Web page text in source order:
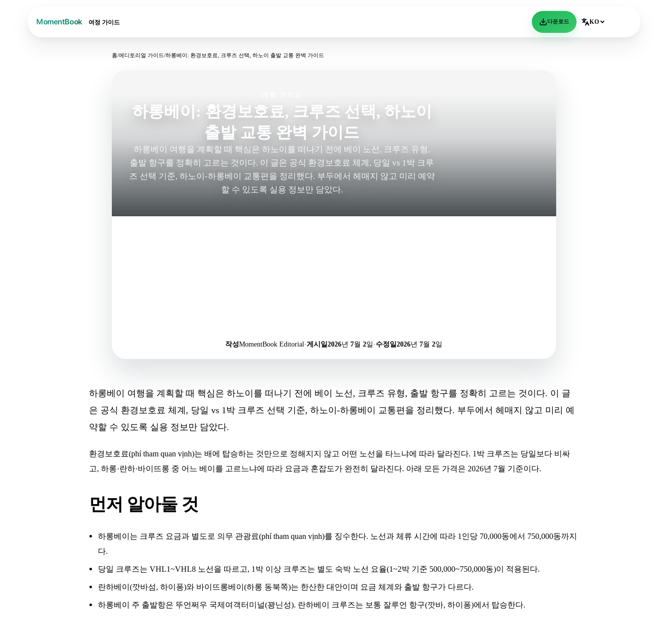
여정 가이드 다운로드 KO
홈/에디토리얼 가이드/하롱베이: 환경보호료, 크루즈 선택, 하노이 출발 교통 완벽 가이드
하롱베이: 환경보호료, 크루즈 선택, 하노이
출발 교통 완벽 가이드
하롱베이 여행을 계획할 때 핵심은 하노이를 떠나기 전에 베이 노선, 크루즈 유형,
출발 항구를 정확히 고르는 것이다. 이 글은 공식 환경보호료 체계, 당일 vs 1박 크루
즈 선택 기준, 하노이-하롱베이 교통편을 정리했다. 부두에서 헤매지 않고 미리 예약
할 수 있도록 실용 정보만 담았다.
작성MomentBook Editorial·게시일2026년 7월 2일·수정일2026년 7월 2일
하롱베이 여행을 계획할 때 핵심은 하노이를 떠나기 전에 베이 노선, 크루즈 유형, 출발 항구를 정확히 고르는 것이다. 이 글
은 공식 환경보호료 체계, 당일 vs 1박 크루즈 선택 기준, 하노이-하롱베이 교통편을 정리했다. 부두에서 헤매지 않고 미리 예
약할 수 있도록 실용 정보만 담았다.
환경보호료(phí tham quan vịnh)는 배에 탑승하는 것만으로 정해지지 않고 어떤 노선을 타느냐에 따라 달라진다. 1박 크루즈는 당일보다 비싸
고, 하롱·란하·바이뜨롱 중 어느 베이를 고르느냐에 따라 요금과 혼잡도가 완전히 달라진다. 아래 모든 가격은 2026년 7월 기준이다.
먼저 알아둘 것
하롱베이는 크루즈 요금과 별도로 의무 관광료(phí tham quan vịnh)를 징수한다. 노선과 체류 시간에 따라 1인당 70,000동에서 750,000동까지
다.
당일 크루즈는 VHL1~VHL8 노선을 따르고, 1박 이상 크루즈는 별도 숙박 노선 요율(1~2박 기준 500,000~750,000동)이 적용된다.
란하베이(깟바섬, 하이퐁)와 바이뜨롱베이(하롱 동북쪽)는 한산한 대안이며 요금 체계와 출발 항구가 다르다.
하롱베이 주 출발항은 뚜언쩌우 국제여객터미널(꽝닌성). 란하베이 크루즈는 보통 잘루언 항구(깟바, 하이퐁)에서 탑승한다.